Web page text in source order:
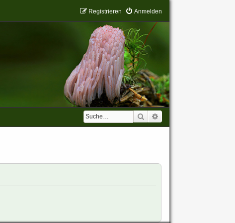
Anmelden
Registrieren
Suche